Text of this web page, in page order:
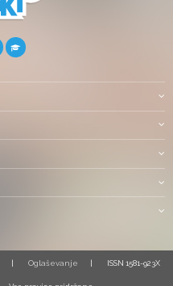
Oglaševanje ISSN 1581-923X